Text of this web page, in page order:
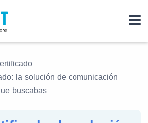
la solución de comunicación
buscabas